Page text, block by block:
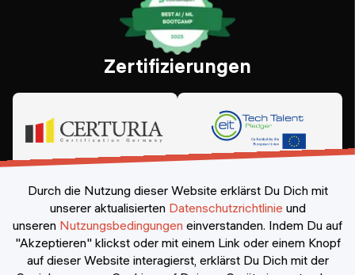
Zertifizierungen
Durch die Nutzung dieser Website erklärst Du Dich mit
unserer aktualisierten Datenschutzrichtlinie und
unseren Nutzungsbedingungen einverstanden. Indem Du auf
"Akzeptieren" klickst oder mit einem Link oder einem Knopf
auf dieser Website interagierst, erklärst Du Dich mit der